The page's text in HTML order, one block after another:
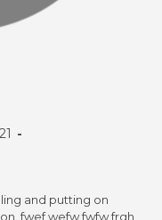
and putting on
fwef wefw fwfw frgh